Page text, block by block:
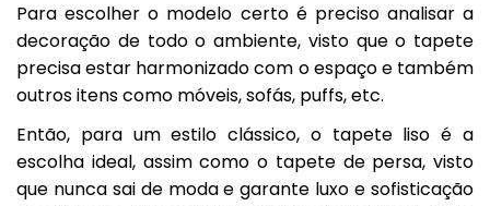
Para escolher o modelo certo é preciso analisar a
decoração de todo o ambiente, visto que o tapete
precisa estar harmonizado com o espaço e também
outros itens como móveis, sofás, puffs, etc.
Então, para um estilo clássico, o tapete liso é a
escolha ideal, assim como o tapete de persa, visto
que nunca sai de moda e garante luxo e sofisticação